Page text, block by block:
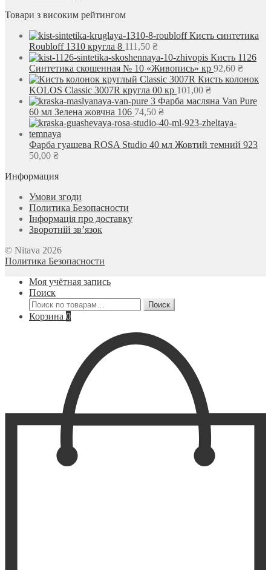
Товари з високим рейтингом
Кисть синтетика
Roubloff 1310 кругла 8 111,50 ₴
Кисть 1126
Синтетика скошенная № 10 «Живопись» кр 92,60 ₴
Кисть колонок
KOLOS Classic 3007R кругла 00 кр 101,00 ₴
Фарба масляна Van Pure
60 мл Зелена жовчна 106 74,50 ₴
Фарба гуашева ROSA Studio 40 мл Жовтий темний 923
50,00 ₴
Информация
Умови згоди
Политика Безопасности
Інформація про доставку
Зворотній зв’язок
© Nitava 2026
Политика Безопасности
Моя учётная запись
Поиск
Искать:
Поиск
Корзина 0